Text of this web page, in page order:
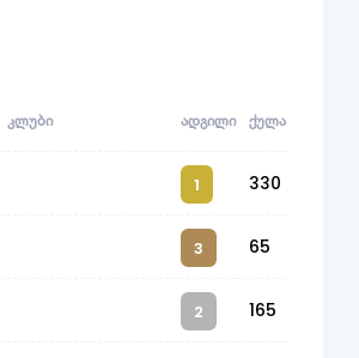
ᲙᲚᲣᲑᲘ ᲐᲓᲒᲘᲚᲘ ᲥᲣᲚᲐ
1 330
3 65
2 165